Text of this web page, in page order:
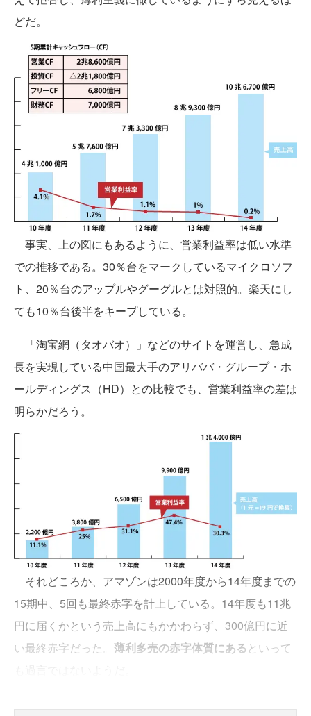
どだ。
事実、上の図にもあるように、営業利益率は低い水準
での推移である。30％台をマークしているマイクロソフ
ト、20％台のアップルやグーグルとは対照的。楽天にし
ても10％台後半をキープしている。
「淘宝網（タオバオ）」などのサイトを運営し、急成
長を実現している中国最大手のアリババ・グループ・ホ
ールディングス（HD）との比較でも、営業利益率の差は
明らかだろう。
それどころか、アマゾンは2000年度から14年度までの
15期中、5回も最終赤字を計上している。14年度も11兆
円に届くかという売上高にもかかわらず、300億円に近
い最終赤字だった。 薄利多売の赤字体質にある といって